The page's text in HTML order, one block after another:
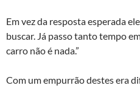
Em vez da resposta esperada
buscar. Já passo tanto tempo
carro não é nada.”
Com um empurrão destes era